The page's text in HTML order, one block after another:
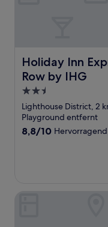
Holiday Inn
Row by IHG
Holiday Inn
2.5-
Sterne-
Unterkunft
Lighthouse District, 2
Playground entfernt
8.8
8,8/10 Hervorragend